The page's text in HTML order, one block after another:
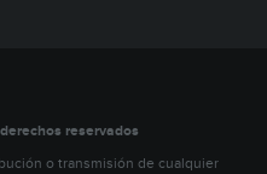
reservados
o transmisión de cualquier